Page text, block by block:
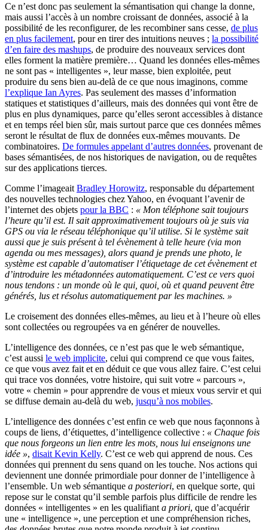
Ce n’est donc pas seulement la sémantisation qui change la donne,
mais aussi l’accès à un nombre croissant de données, associé à la
possibilité de les reconfigurer, de les recombiner sans cesse, de plus
en plus facilement, pour en tirer des intuitions neuves ; la possibilité
d’en faire des mashups, de produire des nouveaux services dont
elles forment la matière première… Quand les données elles-mêmes
ne sont pas « intelligentes », leur masse, bien exploitée, peut
produire du sens bien au-delà de ce que nous imaginons, comme
l’explique Ian Ayres. Pas seulement des masses d’information
statiques et statistiques d’ailleurs, mais des données qui vont être de
plus en plus dynamiques, parce qu’elles seront accessibles à distance
et en temps réel bien sûr, mais surtout parce que ces données mêmes
seront le résultat de flux de données eux-mêmes mouvants. De
combinatoires. De formules appelant d’autres données, provenant de
bases sémantisées, de nos historiques de navigation, ou de requêtes
sur des applications tierces.
Comme l’imageait Bradley Horowitz, responsable du département
des nouvelles technologies chez Yahoo, en évoquant l’avenir de
l’internet des objets pour la BBC : « Mon téléphone sait toujours
l’heure qu’il est. Il sait approximativement toujours où je suis via
GPS ou via le réseau téléphonique qu’il utilise. Si le système sait
aussi que je suis présent à tel évènement à telle heure (via mon
agenda ou mes messages), alors quand je prends une photo, le
système est capable d’automatiser l’étiquetage de cet évènement et
d’introduire les métadonnées automatiquement. C’est ce vers quoi
nous tendons : un monde où le qui, quoi, où et quand peuvent être
générés, lus et résolus automatiquement par les machines. »
Le croisement des données elles-mêmes, au lieu et à l’heure où elles
sont collectées ou regroupées va en générer de nouvelles.
L’intelligence des données, ce n’est pas que le web sémantique,
c’est aussi le web implicite, celui qui comprend ce que vous faites,
ce que vous avez fait et en déduit ce que vous allez faire. C’est celui
qui trace vos données, votre histoire, qui suit votre « parcours »,
votre « chemin » pour apprendre de vous et mieux vous servir et qui
se diffuse demain au-delà du web, jusqu’à nos mobiles.
L’intelligence des données c’est enfin ce web que nous façonnons à
coups de liens, d’étiquettes, d’intelligence collective : « Chaque fois
que nous forgeons un lien entre les mots, nous lui enseignons une
idée », disait Kevin Kelly. C’est ce web qui apprend de nous. Ces
données qui prennent du sens quand on les touche. Nos actions qui
deviennent une donnée primordiale pour donner de l’intelligence à
l’ensemble. Un web sémantique a posteriori, en quelque sorte, qui
repose sur le constat qu’il semble parfois plus difficile de rendre les
données « intelligentes » en les qualifiant a priori, que d’acquérir
une « intelligence », une perception et une compréhension riches,